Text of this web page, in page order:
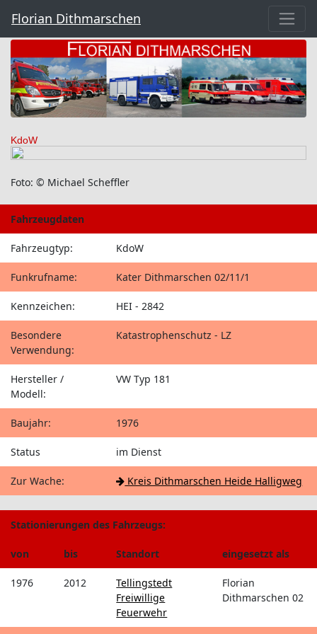
Florian Dithmarschen
KdoW
Foto: © Michael Scheffler
Fahrzeugdaten
Fahrzeugtyp: KdoW
Funkrufname: Kater Dithmarschen 02/11/1
Kennzeichen: HEI - 2842
Besondere
Verwendung:
Katastrophenschutz - LZ
Hersteller /
Modell:
VW Typ 181
Baujahr: 1976
Status im Dienst
Zur Wache: Kreis Dithmarschen Heide Halligweg
Stationierungen des Fahrzeugs:
von bis Standort eingesetzt als
1976 2012
Tellingstedt
Freiwillige
Feuerwehr
Florian
Dithmarschen 02